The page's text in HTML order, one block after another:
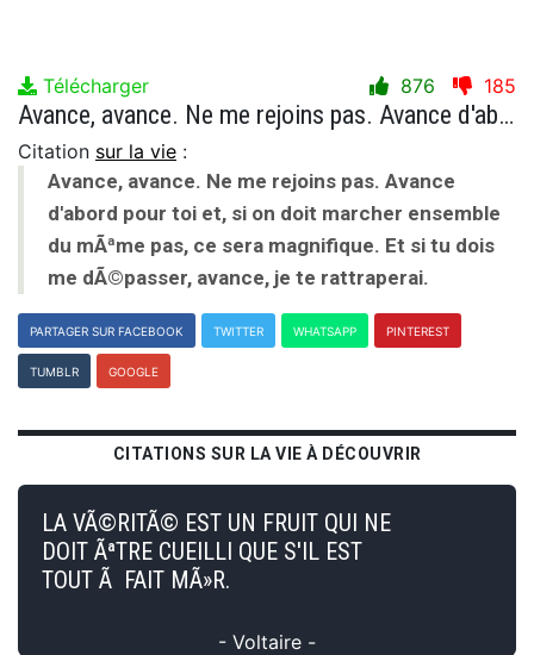
Télécharger 876 185
Avance, avance. Ne me rejoins pas. Avance d'abord pour toi et, si on doit marcher ensemble du mÃªme pas, ce sera magnifique. Et si tu dois me dÃ©passer, avance, je te rattraperai.
Citation sur la vie :
Avance, avance. Ne me rejoins pas. Avance
d'abord pour toi et, si on doit marcher ensemble
du mÃªme pas, ce sera magnifique. Et si tu dois
me dÃ©passer, avance, je te rattraperai.
PARTAGER SUR FACEBOOK TWITTER WHATSAPP PINTEREST
TUMBLR GOOGLE
CITATIONS SUR LA VIE À DÉCOUVRIR
LA VÃ©RITÃ© EST UN FRUIT QUI NE
DOIT ÃªTRE CUEILLI QUE S'IL EST
TOUT Ã FAIT MÃ»R.
- Voltaire -